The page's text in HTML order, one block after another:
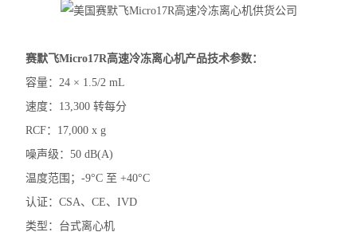
磁力搅拌器
电阻仪
二氧化碳培养箱
浓缩仪
分光光度计
分度计
赛默飞Micro17R高速冷冻离心机产品技术参数：
容量：24 × 1.5/2 mL
速度：13,300 转每分
RCF：17,000 x g
噪声级：50 dB(A)
温度范围；-9°C 至 +40°C
认证：CSA、CE、IVD
类型：台式离心机